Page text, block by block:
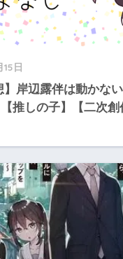
15日
】岸辺露伴は動か
推しの子】【二次創